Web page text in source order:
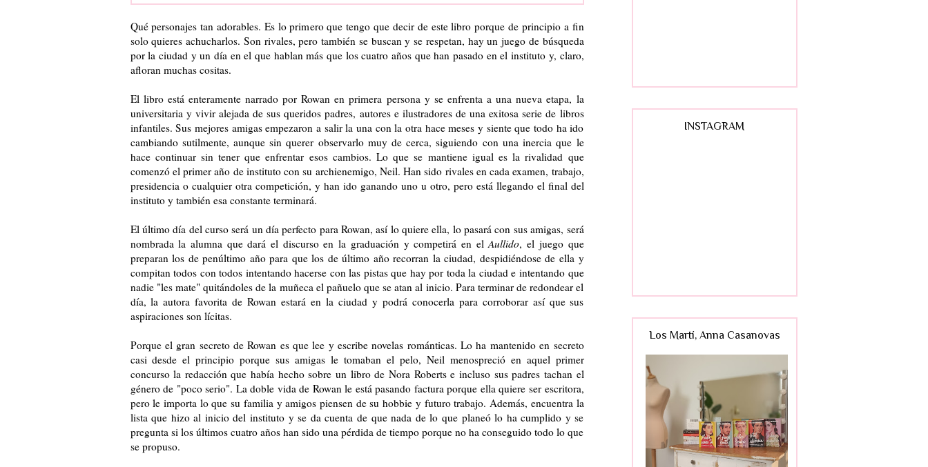
Qué personajes tan adorables. Es lo primero que tengo que decir de este libro porque de principio a fin
solo quieres achucharlos. Son rivales, pero también se buscan y se respetan, hay un juego de búsqueda
por la ciudad y un día en el que hablan más que los cuatro años que han pasado en el instituto y, claro,
afloran muchas cositas.
El libro está enteramente narrado por Rowan en primera persona y se enfrenta a una nueva etapa, la
universitaria y vivir alejada de sus queridos padres, autores e ilustradores de una exitosa serie de libros
infantiles. Sus mejores amigas empezaron a salir la una con la otra hace meses y siente que todo ha ido
cambiando sutilmente, aunque sin querer observarlo muy de cerca, siguiendo con una inercia que le
hace continuar sin tener que enfrentar esos cambios. Lo que se mantiene igual es la rivalidad que
comenzó el primer año de instituto con su archienemigo, Neil. Han sido rivales en cada examen, trabajo,
presidencia o cualquier otra competición, y han ido ganando uno u otro, pero está llegando el final del
instituto y también esa constante terminará.
El último día del curso será un día perfecto para Rowan, así lo quiere ella, lo pasará con sus amigas, será
nombrada la alumna que dará el discurso en la graduación y competirá en elAullido, el juego que
preparan los de penúltimo año para que los de último año recorran la ciudad, despidiéndose de ella y
compitan todos con todos intentando hacerse con las pistas que hay por toda la ciudad e intentando que
nadie "les mate" quitándoles de la muñeca el pañuelo que se atan al inicio. Para terminar de redondear el
día, la autora favorita de Rowan estará en la ciudad y podrá conocerla para corroborar así que sus
aspiraciones son lícitas.
Porque el gran secreto de Rowan es que lee y escribe novelas románticas. Lo ha mantenido en secreto
casi desde el principio porque sus amigas le tomaban el pelo, Neil menospreció en aquel primer
concurso la redacción que había hecho sobre un libro de Nora Roberts e incluso sus padres tachan el
género de "poco serio". La doble vida de Rowan le está pasando factura porque ella quiere ser escritora,
pero le importa lo que su familia y amigos piensen de su hobbie y futuro trabajo. Además, encuentra la
lista que hizo al inicio del instituto y se da cuenta de que nada de lo que planeó lo ha cumplido y se
pregunta si los últimos cuatro años han sido una pérdida de tiempo porque no ha conseguido todo lo que
se propuso.
INSTAGRAM
Los Martí, Anna Casanovas